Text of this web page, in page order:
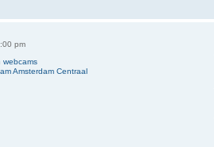
pm
webcams
Amsterdam Centraal